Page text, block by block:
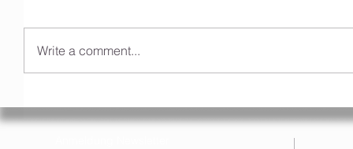
Write a comment...